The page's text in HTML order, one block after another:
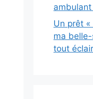
Un prêt
ma
tout